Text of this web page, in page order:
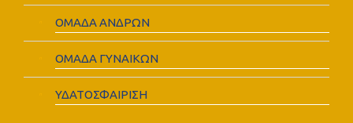
ΟΜΑΔΑ ΑΝΔΡΩΝ
ΟΜΑΔΑ ΓΥΝΑΙΚΩΝ
ΥΔΑΤΟΣΦΑΙΡΙΣΗ